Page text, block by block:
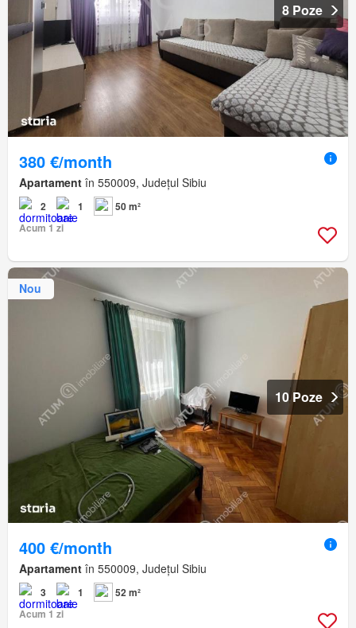
8 Poze
380 €/month
Apartament în 550009, Județul Sibiu
2 1
50 m²
Acum 1 zi
Nou
10 Poze
400 €/month
Apartament în 550009, Județul Sibiu
3 1
52 m²
Acum 1 zi